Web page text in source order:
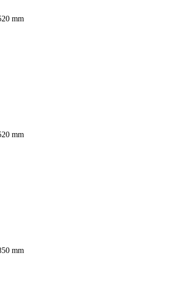
mm
mm
mm